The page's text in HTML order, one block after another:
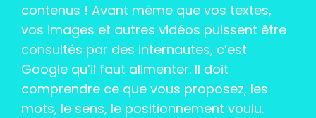
contenus ! Avant même que vos textes,
vos images et autres vidéos puissent être
consultés par des internautes, c’est
Google qu’il faut alimenter. Il doit
comprendre ce que vous proposez, les
mots, le sens, le positionnement voulu.